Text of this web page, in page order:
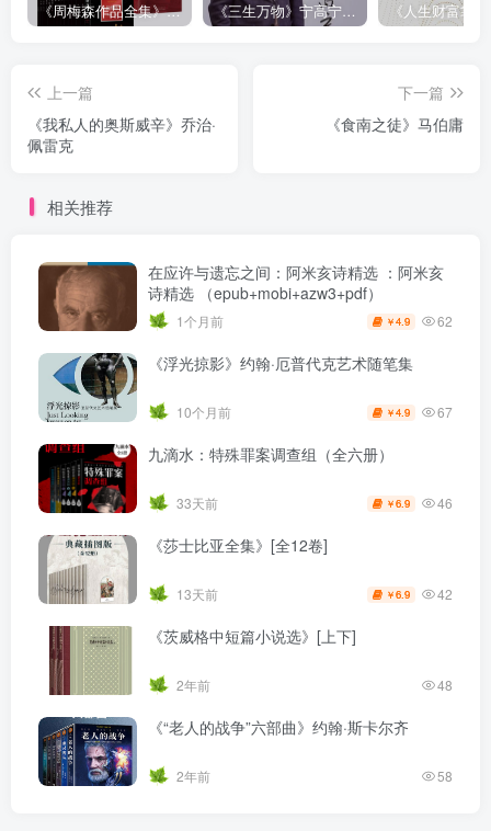
《周梅森作品全集》[共30册] 《三生万物》宁高宁（epub+mobi+azw3+pdf）
上一篇
《我私人的奥斯威辛》乔治·
佩雷克
下一篇
《食南之徒》马伯庸
相关推荐
在应许与遗忘之间：阿米亥诗精选 ：阿米亥
诗精选 （epub+mobi+azw3+pdf）
1个月前 ￥4.9 62
《浮光掠影》约翰·厄普代克艺术随笔集
10个月前 ￥4.9 67
九滴水：特殊罪案调查组（全六册）
33天前 ￥6.9 46
《莎士比亚全集》[全12卷]
13天前 ￥6.9 42
《茨威格中短篇小说选》[上下]
2年前 48
《“老人的战争”六部曲》约翰·斯卡尔齐
2年前 58